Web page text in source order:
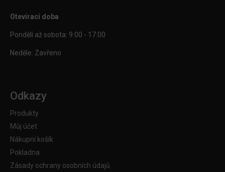
Otevírací doba
Pondělí až sobota: 9:00 - 17:00
Neděle: Zavřeno
Odkazy
Produkty
Můj účet
Nákupní košík
Pokladna
Zásady ochrany osobních údajů